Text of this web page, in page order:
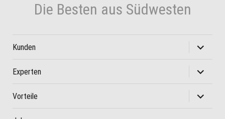
Die Besten aus Südwesten
Kunden
öffnen
Experten
öffnen
Vorteile
öffnen